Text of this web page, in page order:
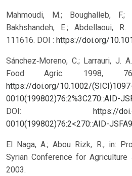
Mahmoudi, M.; Boughalleb,
Bakhshandeh, E.; Abdellaoui,
111616. DOI : https://doi.org/
Sánchez‐Moreno, C.; Larrauri, J.
Food Agric. 1998,
https://doi.org/10.1002/
0010(199802)76:2%3C270::AID-
DOI:
https://
0010(199802)76:2<270::AID-
El Naga, A.; Abou Rizk, R., in:
Syrian Conference for Agriculture
2003.